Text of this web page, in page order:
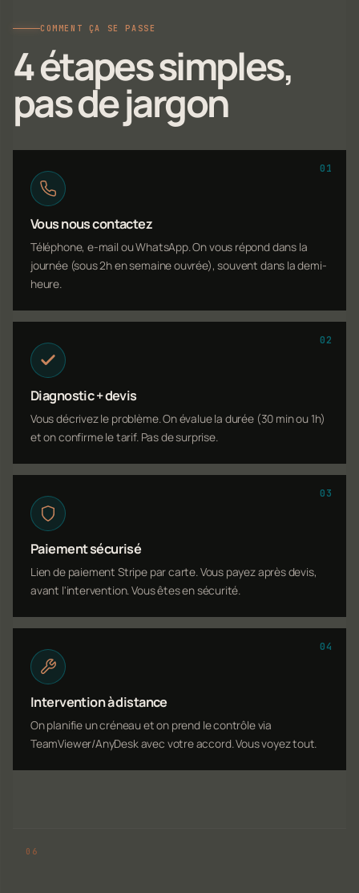
COMMENT ÇA SE PASSE
4 étapes simples,
pas de jargon
01
Vous nous contactez
Téléphone, e-mail ou WhatsApp. On vous répond dans la
journée (sous 2h en semaine ouvrée), souvent dans la demi-
heure.
02
Diagnostic + devis
Vous décrivez le problème. On évalue la durée (30 min ou 1h)
et on confirme le tarif. Pas de surprise.
03
Paiement sécurisé
Lien de paiement Stripe par carte. Vous payez après devis,
avant l'intervention. Vous êtes en sécurité.
04
Intervention à distance
On planifie un créneau et on prend le contrôle via
TeamViewer/AnyDesk avec votre accord. Vous voyez tout.